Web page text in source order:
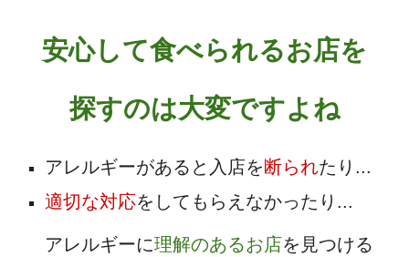
安心して食べられるお店を
探すのは大変ですよね
アレルギーがあると入店を断られたり...
適切な対応をしてもらえなかったり...
アレルギーに理解のあるお店を見つける